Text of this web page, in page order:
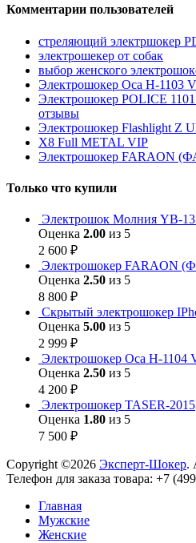
Комментарии пользователей
стреляющий электршокер
электрошекер от собак
выбор женского
Электрошокер Оса H-1103
Электрошокер POLICE
отзывы
Электрошокер Flashlight Z
Х8 Full METAL VIP
Электрошокер FARAON
Только что купили
Электрошок Молния YB-
Оценка 2.00 из 5
2 600 ₽
Электрошокер FARAON
Оценка 2.50 из 5
8 800 ₽
Скрытый электрошокер
Оценка 5.00 из 5
2 999 ₽
Электрошокер Оса H-1104
Оценка 2.50 из 5
4 200 ₽
Электрошокер TASER-2015
Оценка 1.80 из 5
7 500 ₽
Copyright ©2026 Эксперт-Шокер.
Телефон для заказа товара: +7
Главная
Мужские
Женские